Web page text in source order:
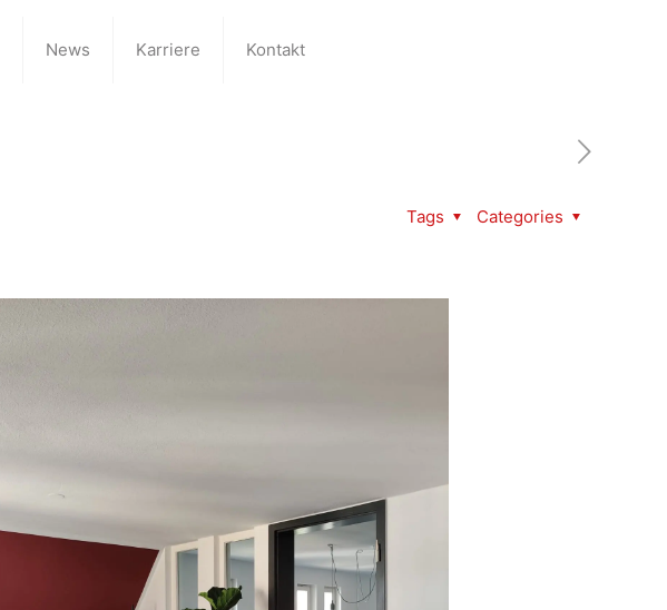
News Karriere Kontakt
Categories
Tags